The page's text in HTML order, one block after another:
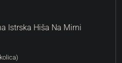
Istrska Hiša Na Mirni